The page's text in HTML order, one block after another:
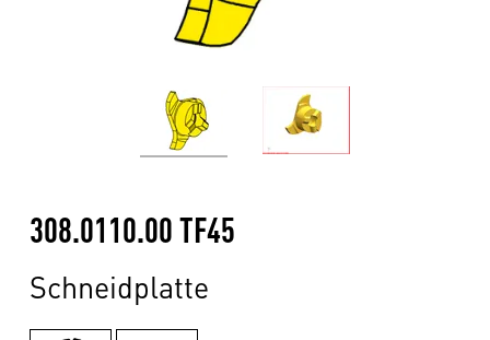
308.0110.00 TF45
Schneidplatte